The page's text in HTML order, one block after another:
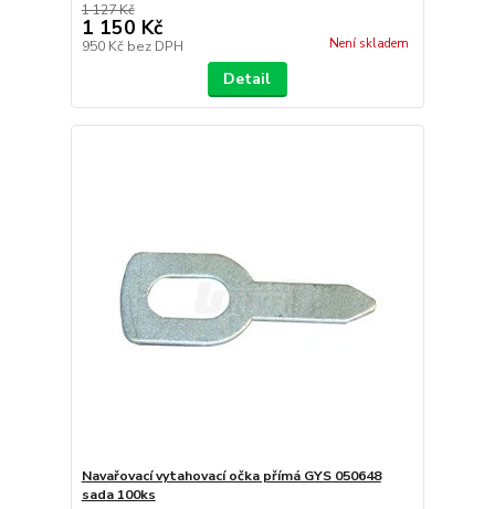
1 127 Kč
1 150 Kč
950 Kč bez DPH Není skladem
Detail
Navařovací vytahovací očka přímá GYS 050648
sada 100ks